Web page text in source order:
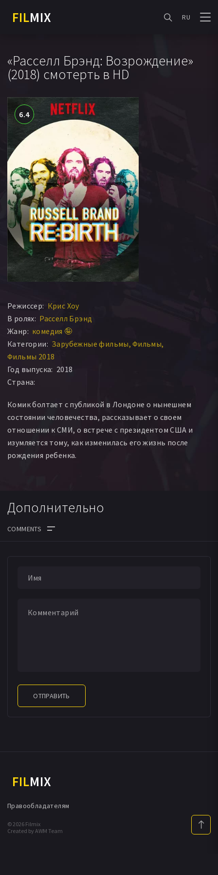
FILMIX RU
«Расселл Брэнд: Возрождение»
(2018) смотерть в HD
6.4
Режиссер: Крис Хоу
В ролях: Расселл Брэнд
Жанр: комедия 🤪
Категории: Зарубежные фильмы Фильмы
Фильмы 2018
Год выпуска: 2018
Страна:
Комик болтает с публикой в Лондоне о нынешнем
состоянии человечества, рассказывает о своем
отношении к СМИ, о встрече с президентом США и
изумляется тому, как изменилась его жизнь после
рождения ребенка.
Дополнительно
ОТПРАВИТЬ
FILMIX
© 2026 Filmix
Created by AWM Team
Правообладателям